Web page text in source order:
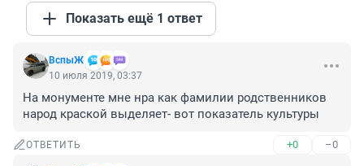
Показать ещё 1 ответ
ВспыЖ
10 июля 2019, 03:37
На монументе мне нра как фамилии родственников
народ краской выделяет- вот показатель культуры
ОТВЕТИТЬ +0 –0